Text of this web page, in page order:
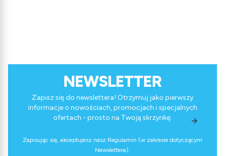
NEWSLETTER
Zapisz się do newslettera! Otrzymuj jako pierwszy
informacje o nowościach, promocjach i specjalnych
ofertach - prosto na Twoją skrzynkę.
Zapisując się, akceptujesz nasz Regulamin (w zakresie dotyczącym
Newslettera).